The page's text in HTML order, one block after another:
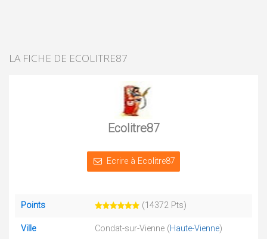
LA FICHE DE ECOLITRE87
Ecolitre87
Ecrire à Ecolitre87
Points (14372 Pts)
Ville Condat-sur-Vienne (Haute-Vienne)